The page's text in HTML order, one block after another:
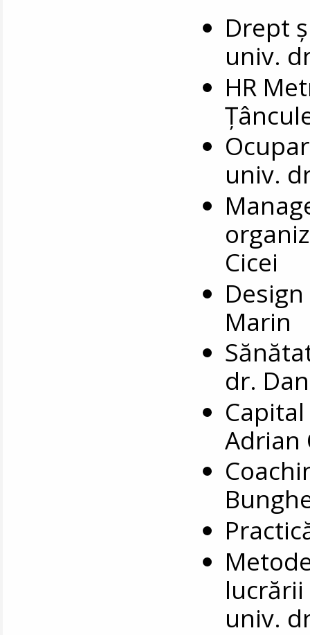
Drept
univ.
HR
univ.
Cicei
Marin
dr.
Adrian
lucrării
univ.